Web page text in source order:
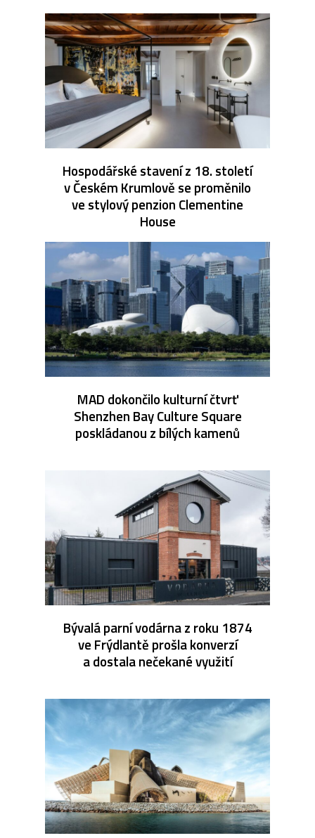
Hospodářské stavení z 18. století
v Českém Krumlově se proměnilo
ve stylový penzion Clementine
House
MAD dokončilo kulturní čtvrť
Shenzhen Bay Culture Square
poskládanou z bílých kamenů
Bývalá parní vodárna z roku 1874
ve Frýdlantě prošla konverzí
a dostala nečekané využití